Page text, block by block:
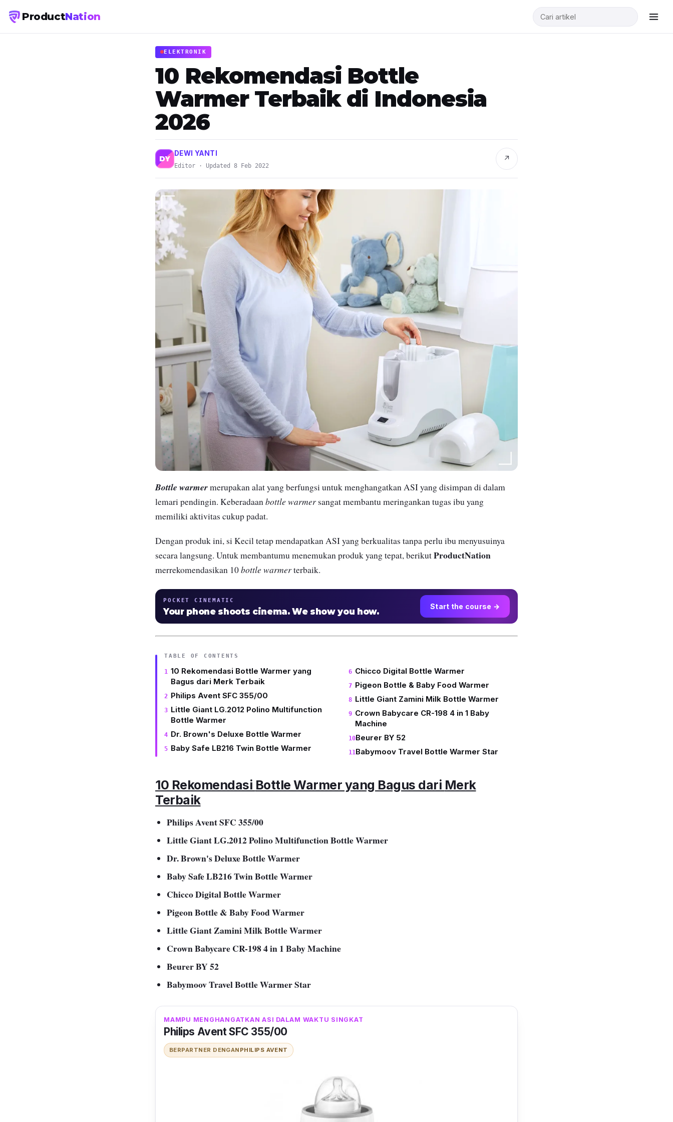
ProductNation
ELEKTRONIK
10 Rekomendasi Bottle
Warmer Terbaik di Indonesia
2026
DY
DEWI YANTI
Editor · Updated 8 Feb 2022
↗
Bottle warmermerupakan alat yang berfungsi untuk menghangatkan ASI yang disimpan di dalam
lemari pendingin. Keberadaanbottle warmer sangat membantu meringankan tugas ibu yang
memiliki aktivitas cukup padat.
Dengan produk ini, si Kecil tetap mendapatkan ASI yang berkualitas tanpa perlu ibu menyusuinya
secara langsung. Untuk membantumu menemukan produk yang tepat, berikutProductNation
merrekomendasikan 10bottle warmerterbaik.
POCKET CINEMATIC
Your phone shoots cinema. We show you how. Start the course →
TABLE OF CONTENTS
10 Rekomendasi Bottle Warmer yang
Bagus dari Merk Terbaik
Philips Avent SFC 355/00
Little Giant LG.2012 Polino Multifunction
Bottle Warmer
Dr. Brown's Deluxe Bottle Warmer
Baby Safe LB216 Twin Bottle Warmer
Chicco Digital Bottle Warmer
Pigeon Bottle & Baby Food Warmer
Little Giant Zamini Milk Bottle Warmer
Crown Babycare CR-198 4 in 1 Baby
Machine
Beurer BY 52
Babymoov Travel Bottle Warmer Star
10 Rekomendasi Bottle Warmer yang Bagus dari Merk
Terbaik
Philips Avent SFC 355/00
Little Giant LG.2012 Polino Multifunction Bottle Warmer
Dr. Brown's Deluxe Bottle Warmer
Baby Safe LB216 Twin Bottle Warmer
Chicco Digital Bottle Warmer
Pigeon Bottle & Baby Food Warmer
Little Giant Zamini Milk Bottle Warmer
Crown Babycare CR-198 4 in 1 Baby Machine
Beurer BY 52
Babymoov Travel Bottle Warmer Star
MAMPU MENGHANGATKAN ASI DALAM WAKTU SINGKAT
Philips Avent SFC 355/00
BERPARTNER DENGAN PHILIPS AVENT